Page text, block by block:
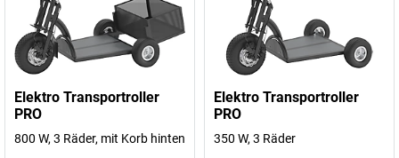
Elektro Transportroller
PRO
800 W, 3 Räder, mit Korb hinten
Elektro Transportroller
PRO
350 W, 3 Räder